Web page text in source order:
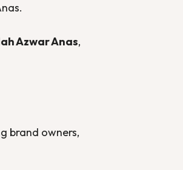
Azwar Anas,
brand owners,